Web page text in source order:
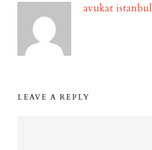
avukat istanbul
LEAVE A REPLY